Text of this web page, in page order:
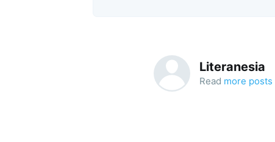
Literanesia
Read more posts